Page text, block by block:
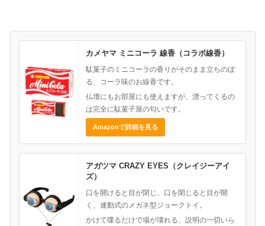
カメヤマ ミニコーラ 線香（コラボ線香）
駄菓子のミニコーラの香りがそのまま立ちのぼ
る、コーラ味のお線香です。
仏壇にもお部屋にも使えますが、漂ってくるの
は完全に駄菓子屋の匂いです。
Amazonで詳細を見る
アガツマ CRAZY EYES（クレイジーアイ
ズ）
口を開けると目が閉じ、口を閉じると目が開
く、連動式のメガネ型ジョークトイ。
かけて喋るだけで場が壊れる、説明の一切いら